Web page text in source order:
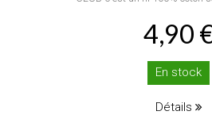
4,90
En stock
Détails